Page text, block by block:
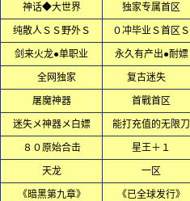
神话◆大世界 独家专属首区
纯散人ＳＳ野外Ｓ ０冲毕业Ｓ首区Ｓ
剑来火龙●单职业 永久有产出●耐嫖
全网独家 复古迷失
屠魔神器 首戰首区
迷失メ神器メ白嫖 能打充值的无限刀
８０原始合击 星王＋１
天龙 一区
《暗黑第九章》 《已全球发行》